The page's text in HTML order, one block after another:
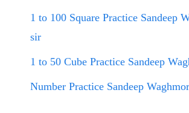
1 to 100 Square Practice Sandeep
sir
1 to 50 Cube Practice Sandeep
Number Practice Sandeep